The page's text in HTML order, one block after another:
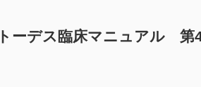
ーデス臨床マニュアル 第4